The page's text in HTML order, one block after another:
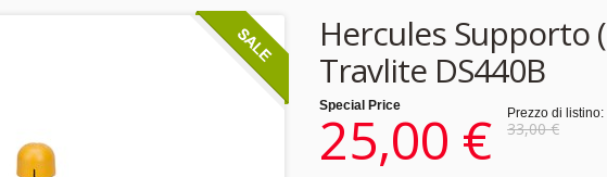
Hercules Supporto
Travlite DS440B
Prezzo di listino:
33,00 €
Special Price
25,00 €